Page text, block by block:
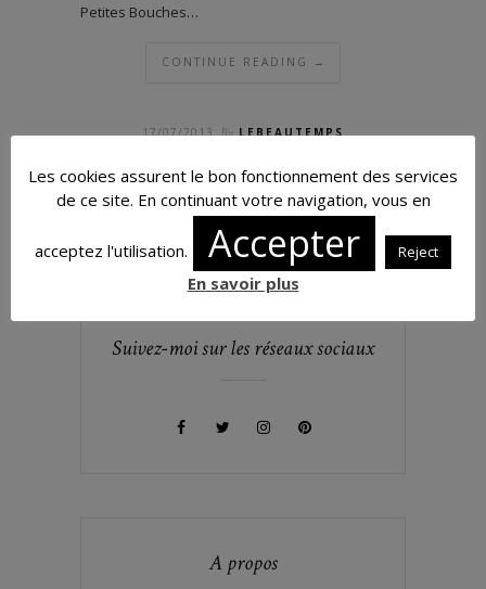
Petites Bouches…
CONTINUE READING →
17/07/2013 By LEBEAUTEMPS
Suivez-moi sur les réseaux sociaux
A propos
Les cookies assurent le bon fonctionnement des services
de ce site. En continuant votre navigation, vous en
acceptez l'utilisation. Accepter Reject
En savoir plus